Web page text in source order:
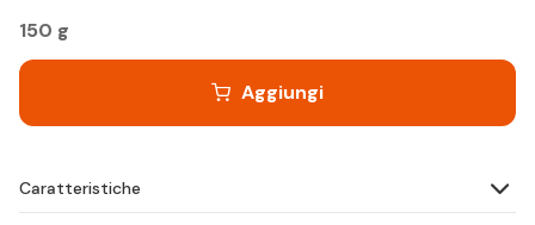
150 g
Aggiungi
Caratteristiche